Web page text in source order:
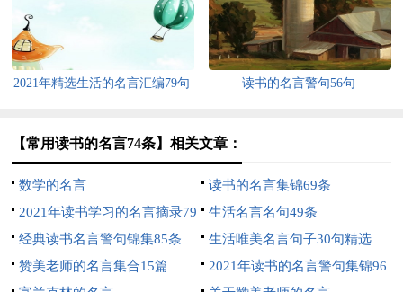
2021年精选生活的名言汇编79句 读书的名言警句56句
【常用读书的名言74条】相关文章：
数学的名言
读书的名言集锦69条
2021年读书学习的名言摘录79
句
生活名言名句49条
经典读书名言警句锦集85条
生活唯美名言句子30句精选
赞美老师的名言集合15篇
2021年读书的名言警句集锦96